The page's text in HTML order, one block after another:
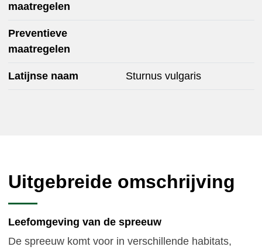
maatregelen
Preventieve
maatregelen
Latijnse naam Sturnus vulgaris
Uitgebreide omschrijving
Leefomgeving van de spreeuw
De spreeuw komt voor in verschillende habitats,